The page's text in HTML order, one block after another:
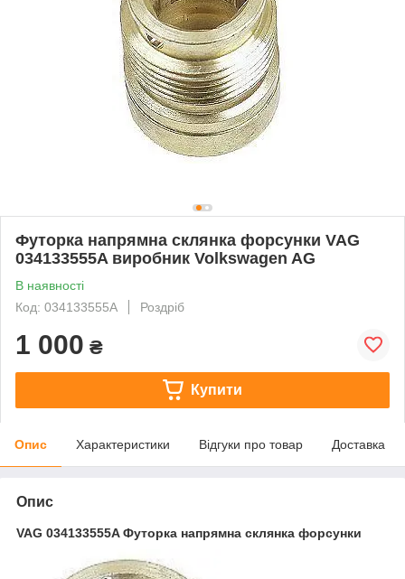
Футорка напрямна склянка форсунки VAG
034133555A виробник Volkswagen AG
В наявності
Код: 034133555A
Роздріб
1 000 ₴
Купити
Опис Характеристики Відгуки про товар Доставка
Опис
VAG 034133555A Футорка напрямна склянка форсунки